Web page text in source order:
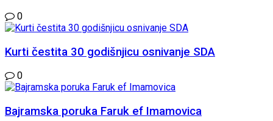
0
Kurti čestita 30 godišnjicu osnivanje SDA
0
Bajramska poruka Faruk ef Imamovica